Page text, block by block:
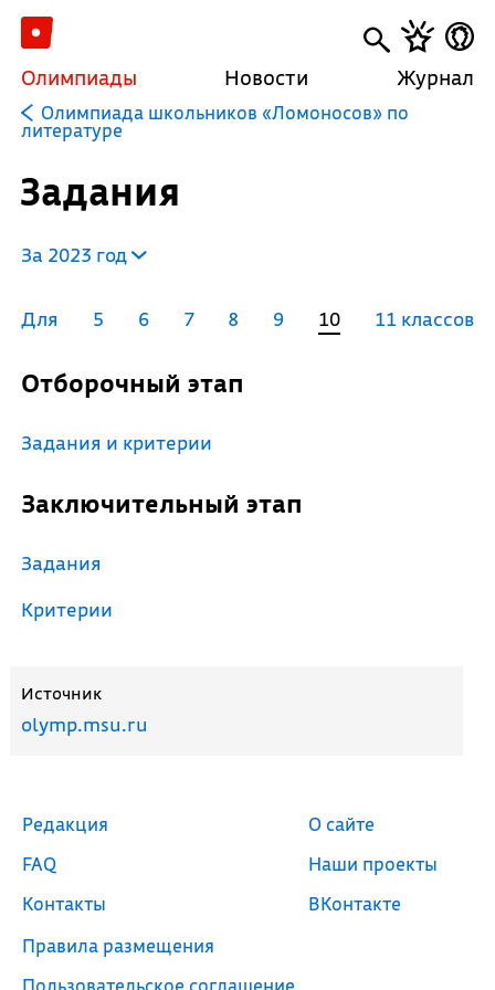
Олимпиады Новости Журнал
Олимпиада школьников «Ломоносов» по
литературе
Задания
За 2023 год
Для 5 6 7 8 9 10 11 классов
Отборочный этап
Задания и критерии
Заключительный этап
Задания
Критерии
Источник
olymp.msu.ru
Редакция
FAQ
Контакты
Правила размещения
Пользовательское соглашение
О сайте
Наши проекты
ВКонтакте